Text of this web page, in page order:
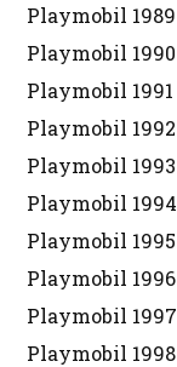
Playmobil 1989
Playmobil 1990
Playmobil 1991
Playmobil 1992
Playmobil 1993
Playmobil 1994
Playmobil 1995
Playmobil 1996
Playmobil 1997
Playmobil 1998